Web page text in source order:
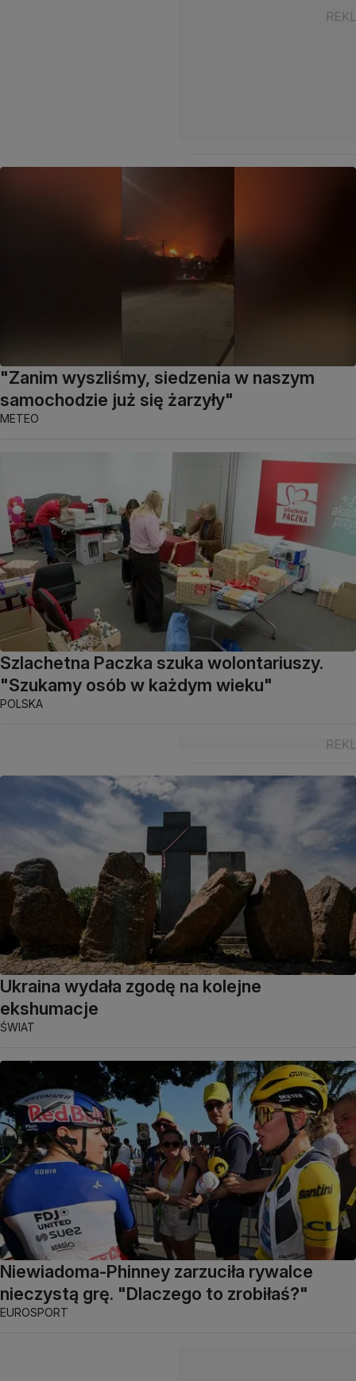
"Zanim wyszliśmy, siedzenia w naszym
samochodzie już się żarzyły"
METEO
Szlachetna Paczka szuka wolontariuszy.
"Szukamy osób w każdym wieku"
POLSKA
Ukraina wydała zgodę na kolejne
ekshumacje
ŚWIAT
Niewiadoma-Phinney zarzuciła rywalce
nieczystą grę. "Dlaczego to zrobiłaś?"
EUROSPORT